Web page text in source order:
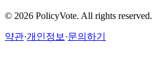
© 2026 PolicyVote. All rights reserved.
약관·개인정보 ·문의하기